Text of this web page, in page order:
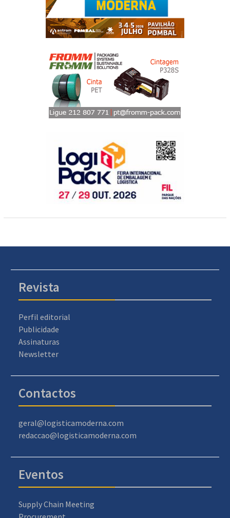
Revista
Perfil editorial
Publicidade
Assinaturas
Newsletter
Contactos
geral@logisticamoderna.com
redaccao@logisticamoderna.com
Eventos
Supply Chain Meeting